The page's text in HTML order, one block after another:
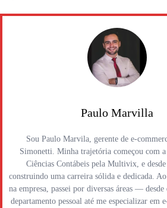
Paulo Marvilla
Sou Paulo Marvila, gerente de e-
Simonetti. Minha trajetória começou com a
Ciências Contábeis pela Multivix, e
construindo uma carreira sólida e dedicada.
na empresa, passei por diversas áreas —
departamento pessoal até me especializar em